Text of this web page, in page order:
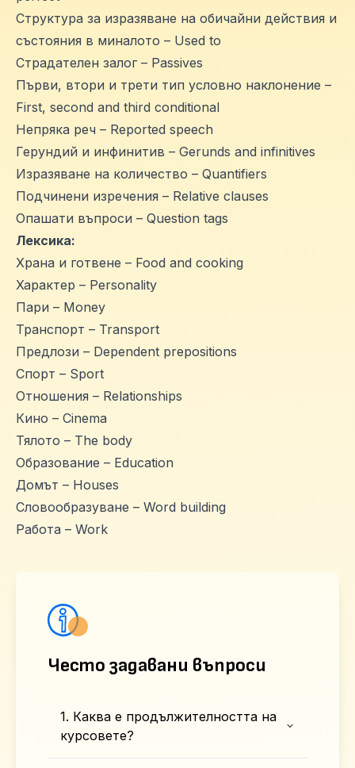
Структура за изразяване на обичайни действия и
състояния в миналотo – Used to
Страдателен залог – Passives
Първи, втори и трети тип условно наклонение –
First, second and third conditional
Непряка реч – Reported speech
Герундий и инфинитив – Gerunds and infinitives
Изразяване на количество – Quantifiers
Подчинени изречения – Relative clauses
Опашати въпроси – Question tags
Лексика:
Храна и готвене – Food and cooking
Характер – Personality
Пари – Money
Транспорт – Transport
Предлози – Dependent prepositions
Спорт – Sport
Отношения – Relationships
Кино – Cinema
Тялото – The body
Образование – Education
Домът – Houses
Словообразуване – Word building
Работа – Work
Често задавани въпроси
1. Каква е продължителността на
курсовете?